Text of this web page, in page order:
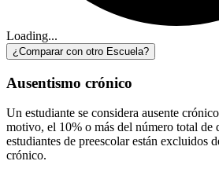
Loading...
¿Comparar con otro Escuela?
Ausentismo crónico
Un estudiante se considera ausente
motivo, el 10% o más del número total de
estudiantes de preescolar están excluidos
crónico.